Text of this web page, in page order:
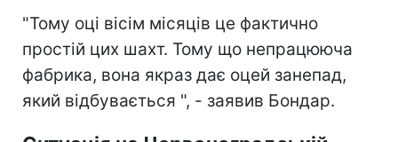
"Тому оці вісім місяців це фактично
простій цих шахт. Тому що непрацююча
фабрика, вона якраз дає оцей занепад,
який відбувається ", - заявив Бондар.